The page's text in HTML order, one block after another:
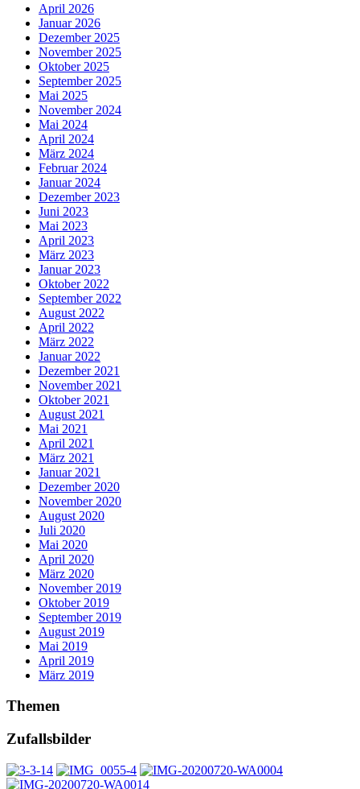
April 2026
Januar 2026
Dezember 2025
November 2025
Oktober 2025
September 2025
Mai 2025
November 2024
Mai 2024
April 2024
März 2024
Februar 2024
Januar 2024
Dezember 2023
Juni 2023
Mai 2023
April 2023
März 2023
Januar 2023
Oktober 2022
September 2022
August 2022
April 2022
März 2022
Januar 2022
Dezember 2021
November 2021
Oktober 2021
August 2021
Mai 2021
April 2021
März 2021
Januar 2021
Dezember 2020
November 2020
August 2020
Juli 2020
Mai 2020
April 2020
März 2020
November 2019
Oktober 2019
September 2019
August 2019
Mai 2019
April 2019
März 2019
Themen
Zufallsbilder